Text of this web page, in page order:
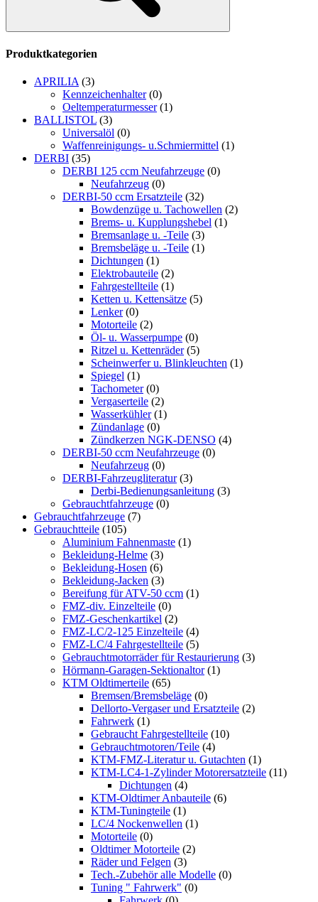
Produktkategorien
APRILIA (3)
Kennzeichenhalter (0)
Oeltemperaturmesser (1)
BALLISTOL (3)
Universalöl (0)
Waffenreinigungs- u.Schmiermittel (1)
DERBI (35)
DERBI 125 ccm Neufahrzeuge (0)
Neufahrzeug (0)
DERBI-50 ccm Ersatzteile (32)
Bowdenzüge u. Tachowellen (2)
Brems- u. Kupplungshebel (1)
Bremsanlage u. -Teile (3)
Bremsbeläge u. -Teile (1)
Dichtungen (1)
Elektrobauteile (2)
Fahrgestellteile (1)
Ketten u. Kettensätze (5)
Lenker (0)
Motorteile (2)
Öl- u. Wasserpumpe (0)
Ritzel u. Kettenräder (5)
Scheinwerfer u. Blinkleuchten (1)
Spiegel (1)
Tachometer (0)
Vergaserteile (2)
Wasserkühler (1)
Zündanlage (0)
Zündkerzen NGK-DENSO (4)
DERBI-50 ccm Neufahrzeuge (0)
Neufahrzeug (0)
DERBI-Fahrzeugliteratur (3)
Derbi-Bedienungsanleitung (3)
Gebrauchtfahrzeuge (0)
Gebrauchtfahrzeuge (7)
Gebrauchtteile (105)
Aluminium Fahnenmaste (1)
Bekleidung-Helme (3)
Bekleidung-Hosen (6)
Bekleidung-Jacken (3)
Bereifung für ATV-50 ccm (1)
FMZ-div. Einzelteile (0)
FMZ-Geschenkartikel (2)
FMZ-LC/2-125 Einzelteile (4)
FMZ-LC/4 Fahrgestellteile (5)
Gebrauchtmotorräder für Restaurierung (3)
Hörmann-Garagen-Sektionaltor (1)
KTM Oldtimerteile (65)
Bremsen/Bremsbeläge (0)
Dellorto-Vergaser und Ersatzteile (2)
Fahrwerk (1)
Gebraucht Fahrgestellteile (10)
Gebrauchtmotoren/Teile (4)
KTM-FMZ-Literatur u. Gutachten (1)
KTM-LC4-1-Zylinder Motorersatzteile (11)
Dichtungen (4)
KTM-Oldtimer Anbauteile (6)
KTM-Tuningteile (1)
LC/4 Nockenwellen (1)
Motorteile (0)
Oldtimer Motorteile (2)
Räder und Felgen (3)
Tech.-Zubehör alle Modelle (0)
Tuning " Fahrwerk" (0)